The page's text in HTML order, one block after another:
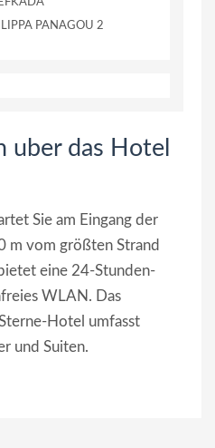
PANAGOU 2
uber das Hotel
Sie am Eingang der
m vom größten Strand
eine 24-Stunden-
WLAN. Das
Hotel umfasst
und Suiten.